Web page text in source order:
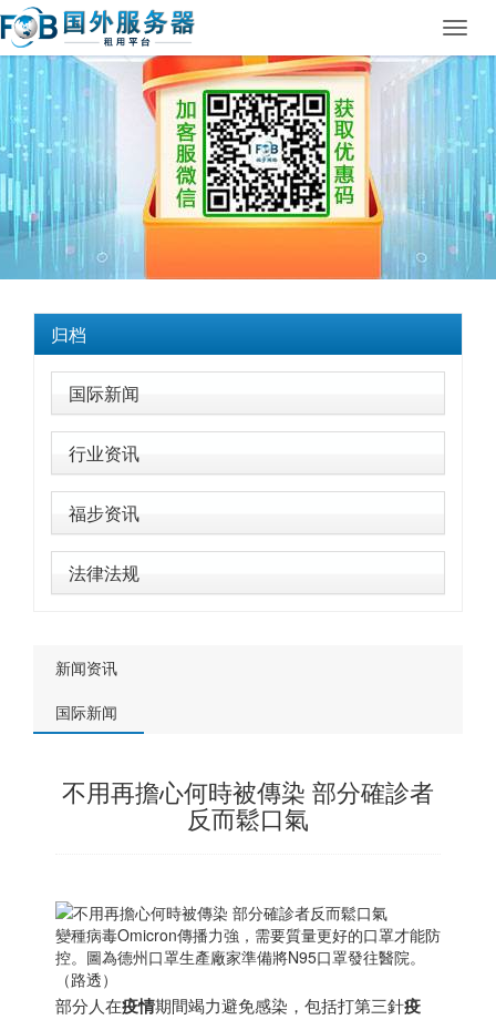
归档
国际新闻
行业资讯
福步资讯
法律法规
新闻资讯
国际新闻
不用再擔心何時被傳染 部分確診者
反而鬆口氣
變種病毒Omicron傳播力強，需要質量更好的口罩才能防
控。圖為德州口罩生產廠家準備將N95口罩發往醫院。
（路透）
部分人在疫情期間竭力避免感染，包括打第三針疫